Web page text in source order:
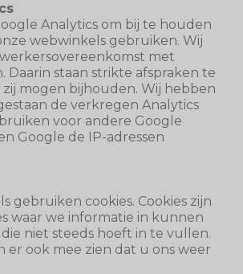
Analytics om bij te houden
webwinkels gebruiken. Wij
met
Daarin staan strikte afspraken te
mogen bijhouden. Wij hebben
de verkregen Analytics
voor andere Google
Google de IP-adressen
gebruiken cookies. Cookies zijn
waar we informatie in kunnen
niet steeds hoeft in te vullen.
er ook mee zien dat u ons weer